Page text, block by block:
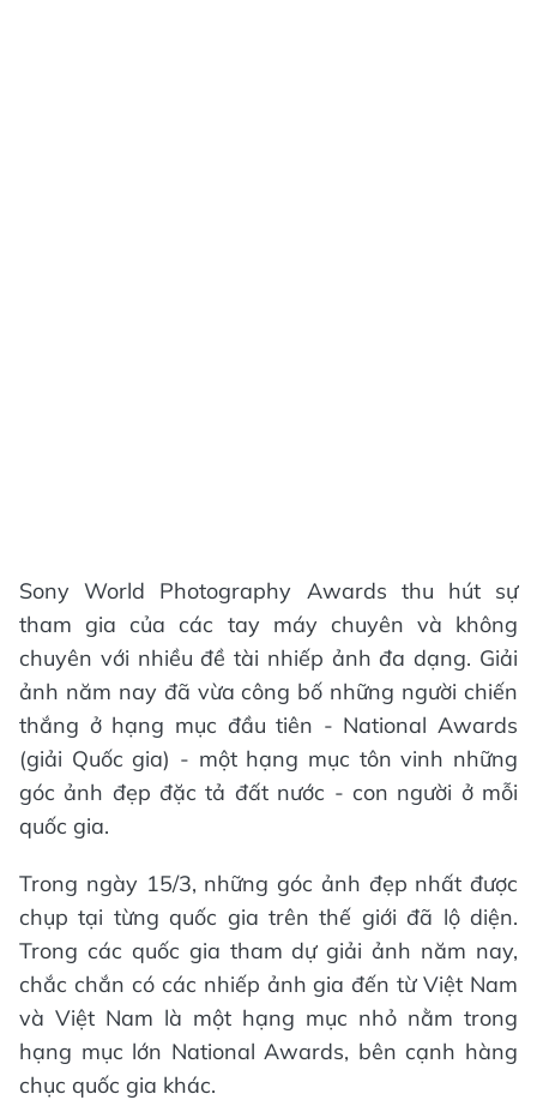
Sony World Photography Awards thu hút sự
tham gia của các tay máy chuyên và không
chuyên với nhiều đề tài nhiếp ảnh đa dạng. Giải
ảnh năm nay đã vừa công bố những người chiến
thắng ở hạng mục đầu tiên - National Awards
(giải Quốc gia) - một hạng mục tôn vinh những
góc ảnh đẹp đặc tả đất nước - con người ở mỗi
quốc gia.
Trong ngày 15/3, những góc ảnh đẹp nhất được
chụp tại từng quốc gia trên thế giới đã lộ diện.
Trong các quốc gia tham dự giải ảnh năm nay,
chắc chắn có các nhiếp ảnh gia đến từ Việt Nam
và Việt Nam là một hạng mục nhỏ nằm trong
hạng mục lớn National Awards, bên cạnh hàng
chục quốc gia khác.